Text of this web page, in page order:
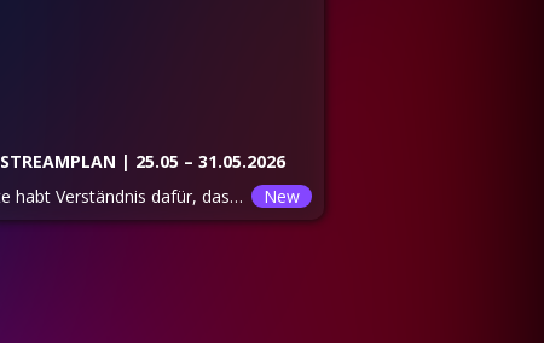
STREAMPLAN | 25.05 – 31.05.2026
Bitte habt Verständnis dafür, dass sich Spiele, Startzeiten und Inhalte jederzeit ändern können. Die aktuellsten Informationen erhaltet ihr immer direkt im Stream. Wenn ihr Wünsche für Spiele habt, lasst es uns gerne im Ideen Kanal wissen. 25.05 | Mo ❌ FREI 26.05 | Di | 21:00 Uhr - Lara Croft and the Temple of Osiris - Fortnite - Valorant 27.05 | Mi | 21:00 Uhr - Valorant 28.05 | Do ❌ FREI 29.05 | Fr | 21:00 Uhr - Fortnite - Valorant 30.05 | Sa | 21:00 Uhr - Valorant 31.05 | So ❌ FREI
New